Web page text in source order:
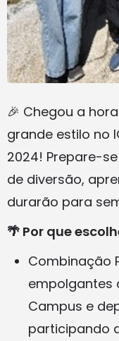
🎉 Chegou a
grande estilo no
2024! Prepare-
de diversão,
durarão para
🌴 Por que
Combinação
empolgantes
Campus e
participando